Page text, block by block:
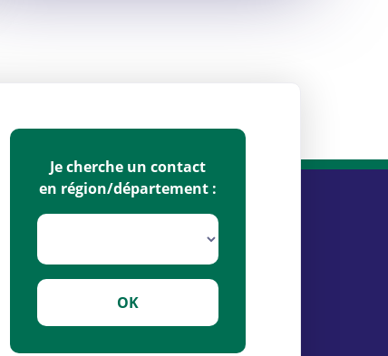
Je cherche un contact
en région/département :
OK